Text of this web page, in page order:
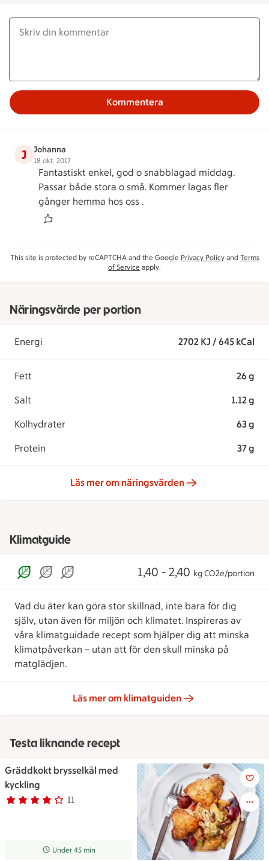
Kommentera
J Johanna
18 okt. 2017
Fantastiskt enkel, god o snabblagad middag.
Passar både stora o små. Kommer lagas fler
gånger hemma hos oss .
This site is protected by reCAPTCHA and the Google Privacy Policyand Terms
of Service apply.
Näringsvärde per portion
Energi 2702 KJ / 645 kCal
Fett 26 g
Salt 1.12 g
Kolhydrater 63 g
Protein 37 g
Läs mer om näringsvärden
Klimatguide
1,40 - 2,40 kg CO2e/portion
Vad du äter kan göra stor skillnad, inte bara för dig
själv, utan även för miljön och klimatet. Inspireras av
våra klimatguidade recept som hjälper dig att minska
klimatpåverkan – utan att för den skull minska på
matglädjen.
Läs mer om klimatguiden
Testa liknande recept
Gräddkokt brysselkål med
kyckling
Betyg 3.9 av 5. 11
11 personer har röstat
Receptet tar Under 45 min att tillaga
Under 45 min
Gräddkokt brysselkål med